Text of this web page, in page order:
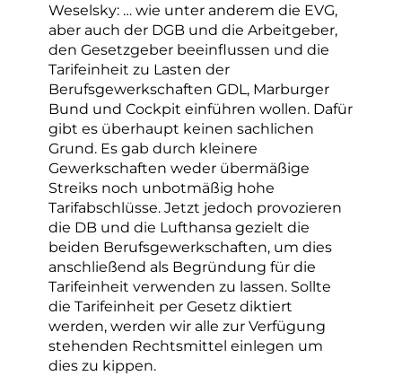
Weselsky: … wie unter anderem die EVG,
aber auch der DGB und die Arbeitgeber,
den Gesetzgeber beeinflussen und die
Tarifeinheit zu Lasten der
Berufsgewerkschaften GDL, Marburger
Bund und Cockpit einführen wollen. Dafür
gibt es überhaupt keinen sachlichen
Grund. Es gab durch kleinere
Gewerkschaften weder übermäßige
Streiks noch unbotmäßig hohe
Tarifabschlüsse. Jetzt jedoch provozieren
die DB und die Lufthansa gezielt die
beiden Berufsgewerkschaften, um dies
anschließend als Begründung für die
Tarifeinheit verwenden zu lassen. Sollte
die Tarifeinheit per Gesetz diktiert
werden, werden wir alle zur Verfügung
stehenden Rechtsmittel einlegen um
dies zu kippen.